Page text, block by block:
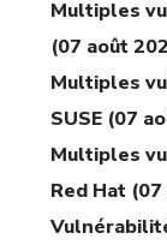
Multiples
(07 août
Multiples
SUSE (07
Multiples
Red Hat